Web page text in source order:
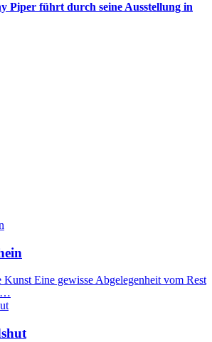
Piper führt durch seine Ausstellung in
Kunst Eine gewisse Abgelegenheit vom Rest